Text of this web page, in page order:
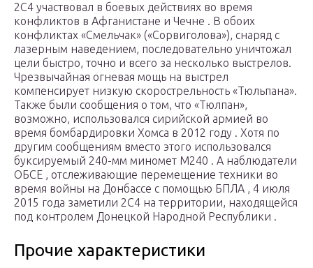
2С4 участвовал в боевых действиях во время
конфликтов в Афганистане и Чечне . В обоих
конфликтах «Смельчак» («Сорвиголова»), снаряд с
лазерным наведением, последовательно уничтожал
цели быстро, точно и всего за несколько выстрелов.
Чрезвычайная огневая мощь на выстрел
компенсирует низкую скорострельность «Тюльпана».
Также были сообщения о том, что «Тюлпан»,
возможно, использовался сирийской армией во
время бомбардировки Хомса в 2012 году . Хотя по
другим сообщениям вместо этого использовался
буксируемый 240-мм миномет М240 . А наблюдатели
ОБСЕ , отслеживающие перемещение техники во
время войны на Донбассе с помощью БПЛА , 4 июля
2015 года заметили 2С4 на территории, находящейся
под контролем Донецкой Народной Республики .
Прочие характеристики